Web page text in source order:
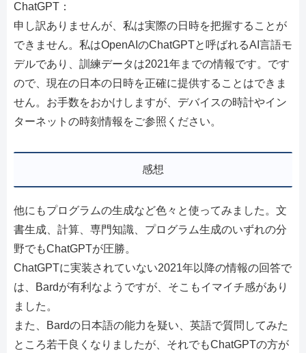
ChatGPT：
申し訳ありませんが、私は実際の日時を把握することが
できません。私はOpenAIのChatGPTと呼ばれるAI言語モ
デルであり、訓練データは2021年までの情報です。です
ので、現在の日本の日時を正確に提供することはできま
せん。お手数をおかけしますが、デバイスの時計やイン
ターネットの時刻情報をご参照ください。
感想
他にもプログラムの生成など色々と使ってみました。文
書生成、計算、専門知識、プログラム生成のいずれの分
野でもChatGPTが圧勝。
ChatGPTに実装されていない2021年以降の情報の回答で
は、Bardが有利なようですが、そこもイマイチ感があり
ました。
また、Bardの日本語の能力を疑い、英語で質問してみた
ところ若干良くなりましたが、それでもChatGPTの方が